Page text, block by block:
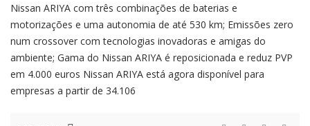
Nissan ARIYA com três combinações de baterias e
motorizações e uma autonomia de até 530 km; Emissões zero
num crossover com tecnologias inovadoras e amigas do
ambiente; Gama do Nissan ARIYA é reposicionada e reduz PVP
em 4.000 euros Nissan ARIYA está agora disponível para
empresas a partir de 34.106